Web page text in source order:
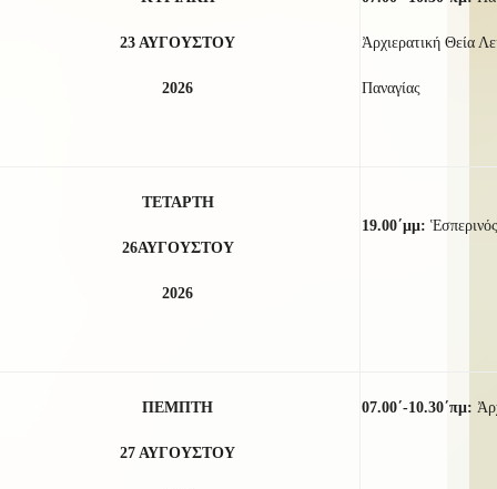
23 ΑΥΓΟΥΣΤΟΥ
2026
Ἀρχιερατική Θεία
Παναγίας
ΤΕΤΑΡΤΗ
26ΑΥΓΟΥΣΤΟΥ
2026
19.00΄μμ:
ΠΕΜΠΤΗ
27 ΑΥΓΟΥΣΤΟΥ
07.00΄-10.30΄πμ: